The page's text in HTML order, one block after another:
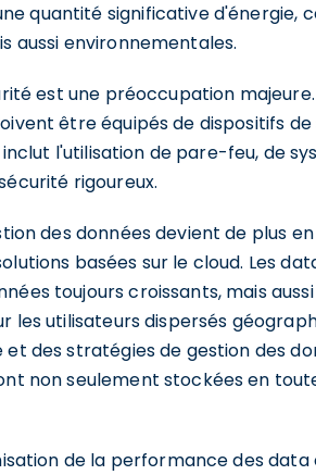
quantité significative d'énergie,
aussi environnementales.
est une préoccupation
être équipés de dispositifs
inclut l'utilisation de pare-feu, de
rigoureux.
des données devient de plus
basées sur le cloud. Les
toujours croissants, mais
les utilisateurs dispersés
et des stratégies de gestion des
non seulement stockées en
de la performance des